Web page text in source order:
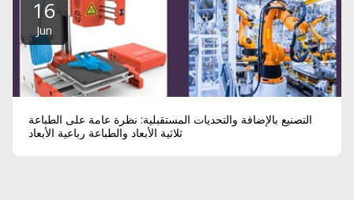
16
Jun
التصنيع بالإضافة والتحديات المستقبلية: نظرة عامة على الطباعة
ثلاثية الأبعاد والطباعة رباعية الأبعاد